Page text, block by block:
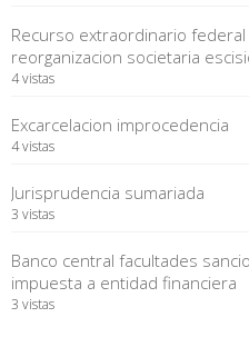
Recurso extraordinario
reorganizacion societaria
4 vistas
Excarcelacion improcedencia
4 vistas
Jurisprudencia sumariada
3 vistas
Banco central facultades
impuesta a entidad financiera
3 vistas